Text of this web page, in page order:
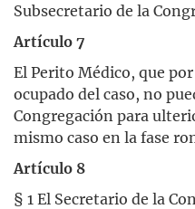
Subsecretario de la
Artículo 7
El Perito Médico, que
ocupado del caso, no
Congregación para
mismo caso en la fase
Artículo 8
§ 1 El Secretario de la